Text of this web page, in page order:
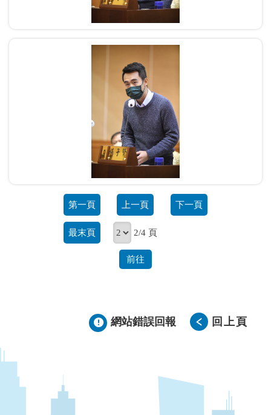
第一頁 上一頁 下一頁
最末頁 2/4 頁
前往
網站錯誤回報 回上頁